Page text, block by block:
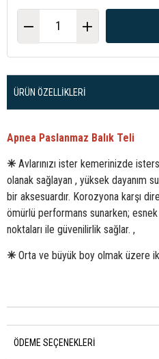
ÜRÜN ÖZELLIKLERI
Apnea Paslanmaz Balık Teli
✳Avlarınızı ister kemerinizde
olanak sağlayan , yüksek dayanım
bir aksesuardır. Korozyona karşı
ömürlü performans sunarken;
noktaları ile güvenilirlik sağlar. ,
✳Orta ve büyük boy olmak üzere
ÖDEME SEÇENEKLERI